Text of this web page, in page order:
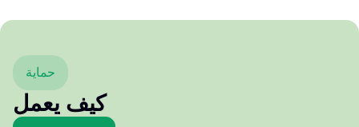
حماية
كيف يعمل